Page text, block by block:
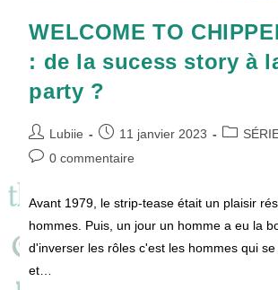
WELCOME TO
: de la sucess story à
party ?
Auteur/autrice
de
Lubiie
Publication
publiée :
11 janvier 2023
Post
Commentaires
publication :
0 commentaire
Avant 1979, le strip-tease était un plaisir
hommes. Puis, un jour un homme a eu la
d'inverser les rôles c'est les hommes qui
et…